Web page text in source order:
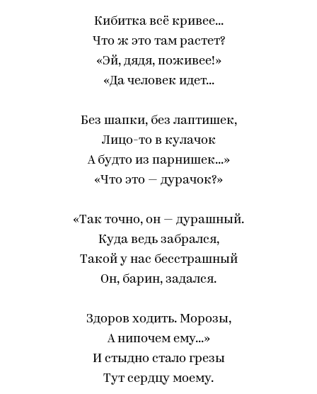
Кибитка всё кривее...
Что ж это там растет?
«Эй, дядя, поживее!»
«Да человек идет...
Без шапки, без лаптишек,
Лицо-то в кулачок
А будто из парнишек...»
«Что это — дурачок?»
«Так точно, он — дурашный.
Куда ведь забрался,
Такой у нас бесстрашный
Он, барин, задался.
Здоров ходить. Морозы,
А нипочем ему...»
И стыдно стало грезы
Тут сердцу моему.